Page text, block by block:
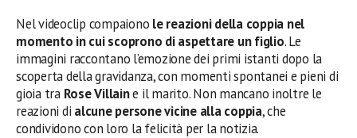
Nel videoclip compaiono le reazioni della coppia nel
momento in cui scoprono di aspettare un figlio. Le
immagini raccontano l’emozione dei primi istanti dopo la
scoperta della gravidanza, con momenti spontanei e pieni di
gioia tra RoseVillaine il marito. Non mancano inoltre le
reazioni di alcune persone vicine alla coppia, che
condividono con loro la felicità per la notizia.